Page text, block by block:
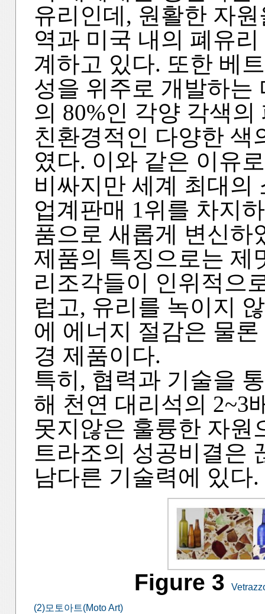
유리인데, 원활한 자
역과 미국 내의 폐유
계하고 있다. 또한 베
성을 위주로 개발하는
의 80%인 각양 각색
친환경적인 다양한 색
였다. 이와 같은 이유
비싸지만 세계 최대의
업계판매 1위를 차지
품으로 새롭게 변신하
제품의 특징으로는 제
리조각들이 인위적으
럽고, 유리를 녹이지
에 에너지 절감은 물
경 제품이다.
특히, 협력과 기술을
해 천연 대리석의 2~3
못지않은 훌륭한 자원
트라조의 성공비결은
남다른 기술력에 있다.
Figure 3
(2)모토아트(Moto Art)